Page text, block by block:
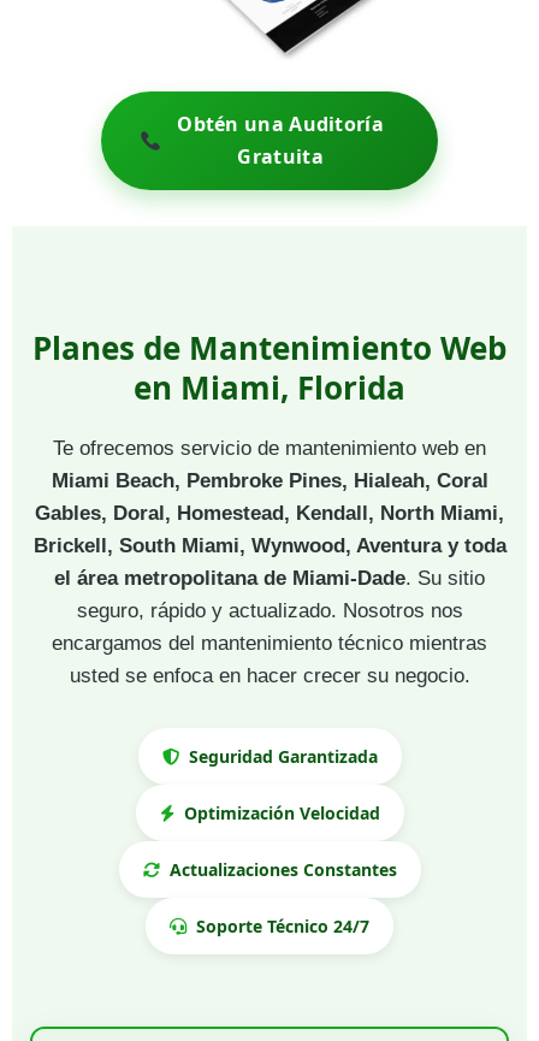
Obtén una Auditoría
Gratuita
Planes de Mantenimiento Web
en Miami, Florida
Te ofrecemos servicio de mantenimiento web en
Miami Beach, Pembroke Pines, Hialeah, Coral
Gables, Doral, Homestead, Kendall, North Miami,
Brickell, South Miami, Wynwood, Aventura y toda
el área metropolitana de Miami-Dade. Su sitio
seguro, rápido y actualizado. Nosotros nos
encargamos del mantenimiento técnico mientras
usted se enfoca en hacer crecer su negocio.
Seguridad Garantizada
Optimización Velocidad
Actualizaciones Constantes
Soporte Técnico 24/7